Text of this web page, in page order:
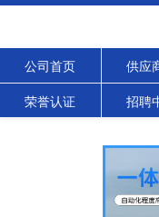
公司首页 供应
荣誉认证 招聘